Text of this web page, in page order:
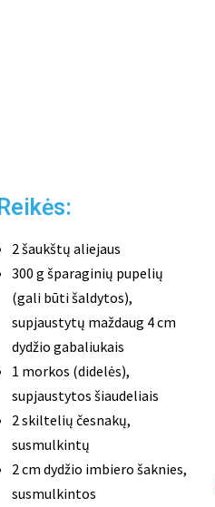
Reikės:
2 šaukštų aliejaus
300 g šparaginių pupelių
(gali būti šaldytos),
supjaustytų maždaug 4 cm
dydžio gabaliukais
1 morkos (didelės),
supjaustytos šiaudeliais
2 skiltelių česnakų,
susmulkintų
2 cm dydžio imbiero šaknies,
susmulkintos